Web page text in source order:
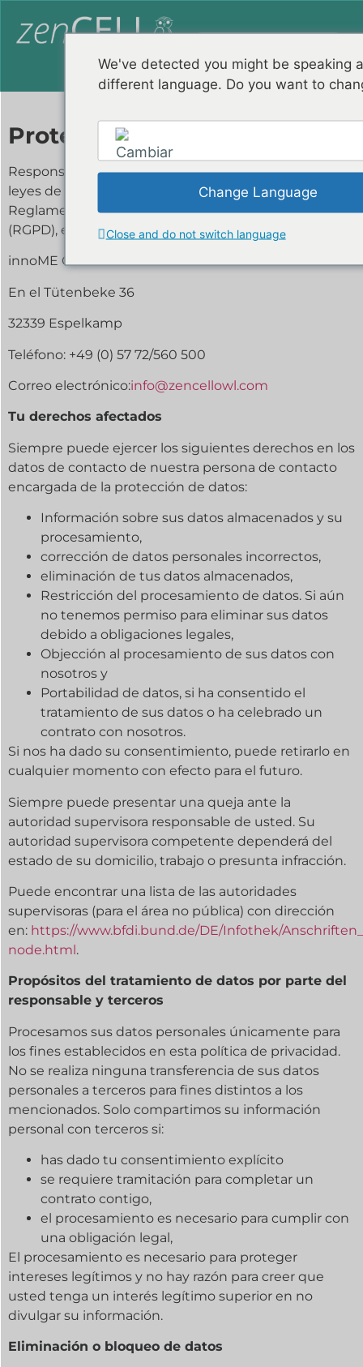
Protección de datos
Responsable del tratamiento en el sentido de las
leyes de protección de datos, en particular del
Reglamento General de Protección de Datos de la UE
(RGPD), es:
innoME GmbH
En el Tütenbeke 36
32339 Espelkamp
Teléfono: +49 (0) 57 72/560 500
Correo electrónico:info@zencellowl.com
Tu derechos afectados
Siempre puede ejercer los siguientes derechos en los
datos de contacto de nuestra persona de contacto
encargada de la protección de datos:
Información sobre sus datos almacenados y su
procesamiento,
corrección de datos personales incorrectos,
eliminación de tus datos almacenados,
Restricción del procesamiento de datos. Si aún
no tenemos permiso para eliminar sus datos
debido a obligaciones legales,
Objección al procesamiento de sus datos con
nosotros y
Portabilidad de datos, si ha consentido el
tratamiento de sus datos o ha celebrado un
contrato con nosotros.
Si nos ha dado su consentimiento, puede retirarlo en
cualquier momento con efecto para el futuro.
Siempre puede presentar una queja ante la
autoridad supervisora responsable de usted. Su
autoridad supervisora competente dependerá del
estado de su domicilio, trabajo o presunta infracción.
Puede encontrar una lista de las autoridades
supervisoras (para el área no pública) con dirección
en: https://www.bfdi.bund.de/DE/Infothek/
node.html.
Propósitos del tratamiento de datos por parte del
responsable y terceros
Procesamos sus datos personales únicamente para
los fines establecidos en esta política de privacidad.
No se realiza ninguna transferencia de sus datos
personales a terceros para fines distintos a los
mencionados. Solo compartimos su información
personal con terceros si:
has dado tu consentimiento explícito
se requiere tramitación para completar un
contrato contigo,
el procesamiento es necesario para cumplir con
una obligación legal,
El procesamiento es necesario para proteger
intereses legítimos y no hay razón para creer que
usted tenga un interés legítimo superior en no
divulgar su información.
Eliminación o bloqueo de datos
We've detected you might be speaking a
different language. Do you want to
English
Change Language
Close and do not switch language